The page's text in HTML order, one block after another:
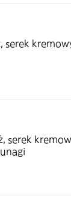
serek
serek